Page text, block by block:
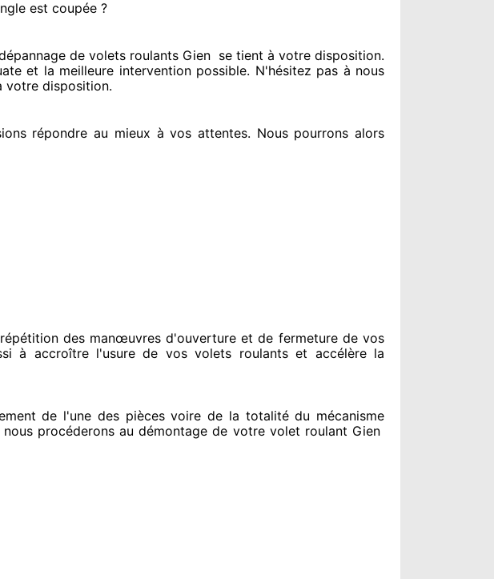
est coupée ?
de volets roulants Gien se tient à votre disposition.
et la meilleure intervention possible. N'hésitez pas à nous
votre disposition.
répondre au mieux à vos attentes. Nous pourrons alors
des manœuvres d'ouverture et de fermeture de vos
à accroîtrel'usure de vos volets roulants et accélère la
de l'une des pièces voire de la totalitédu mécanisme
nous procéderons au démontage de votre volet roulant Gien